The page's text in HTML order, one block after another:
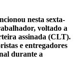
nesta sexta-
voltado a
assinada (CLT).
e entregadores
durante a